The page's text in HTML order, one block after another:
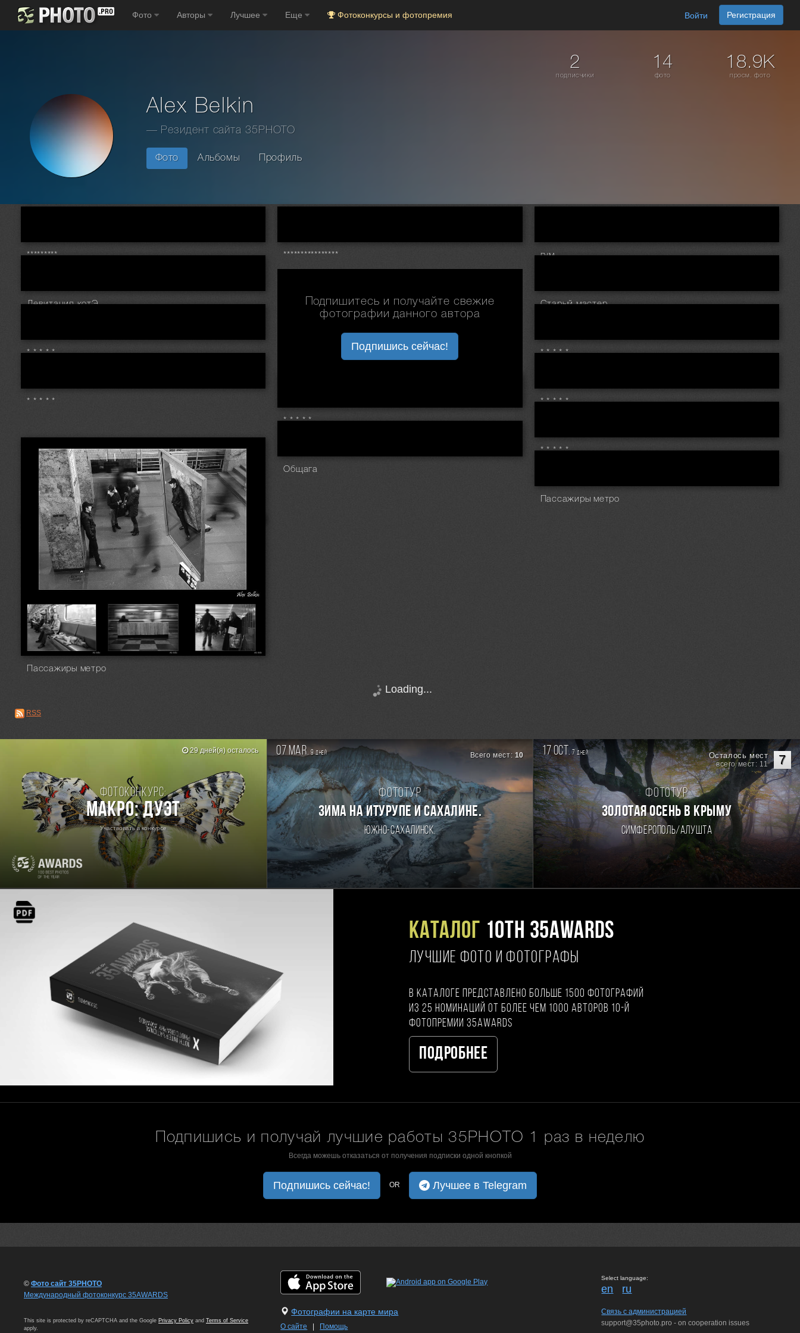
Фото Авторы Лучшее Еще Фотоконкурсы и фотопремия Войти Регистрация
2
подписчики
14
фото
18.9K
просм. фото
Alex Belkin
— Резидент сайта 35PHOTO
Фото Альбомы Профиль
********* **************** гум
Левитация котЭ
Подпишитесь и получайте свежие
фотографии данного автора
Подпишись сейчас!
Старый мастер
* * * * * * * * * *
* * * * * * * * * *
* * * * *
Пассажиры метро
* * * * *
Общага
Пассажиры метро
Loading...
RSS
Фотоконкурс:
Макро: Дуэт
Участвовать в конкурсе
29 дней(я) осталось 07 mar. 9дней Всего мест: 10
Фототур
Зима на Итурупе и Сахалине.
Южно-Сахалинск.
17 oct. 7дней 7
Осталось мест
всего мест: 11
Фототур
ЗОЛОТАЯ ОСЕНЬ В КРЫМУ
Симферополь/Алушта
Каталог 10TH 35AWARDS
ЛУЧШИЕ ФОТО И ФОТОГРАФЫ
В каталоге представлено больше 1500 фотографий
из 25 номинаций от более чем 1000 авторов 10-й
фотопремии 35AWARDS
Подробнее
Подпишись и получай лучшие работы 35PHOTO 1 раз в неделю
Всегда можешь отказаться от получения подписки одной кнопкой
Подпишись сейчас! OR Лучшее в Telegram
© Фото сайт 35PHOTO
Международный фотоконкурс 35AWARDS
This site is protected by reCAPTCHA and the Google Privacy Policy and Terms of Service
apply.
Фотографии на карте мира
О сайте | Помощь
Select language:
en ru
Связь с администрацией
support@35photo.pro - on cooperation issues